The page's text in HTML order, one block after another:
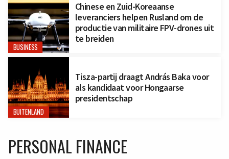
BUSINESS
Chinese en Zuid-Koreaanse
leveranciers helpen Rusland om de
productie van militaire FPV-drones uit
te breiden
BUITENLAND
Tisza-partij draagt András Baka voor
als kandidaat voor Hongaarse
presidentschap
PERSONAL FINANCE